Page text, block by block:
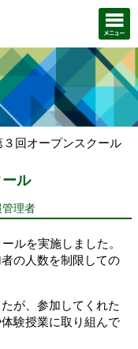
回オープンスクール
ル
理者
ルを実施しました。
の人数を制限しての
が、参加してくれた
験授業に取り組んで